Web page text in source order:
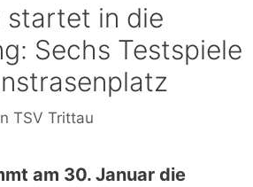
startet in die
Sechs Testspiele
TSV Trittau
am 30. Januar die